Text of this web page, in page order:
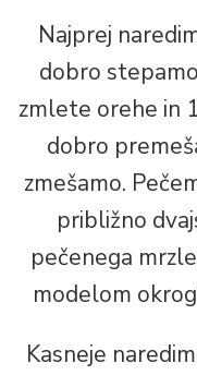
Najprej
dobro
zmlete orehe in
dobro
zmešamo.
približno
pečenega
modelom
Kasneje